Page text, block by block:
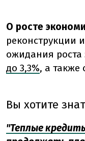
О росте
реконструкции
ожидания роста
до 3,3%, а также
Вы хотите
"Теплые